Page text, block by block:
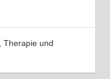
,Therapie und